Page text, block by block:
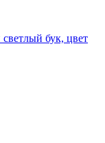
бук, цвет